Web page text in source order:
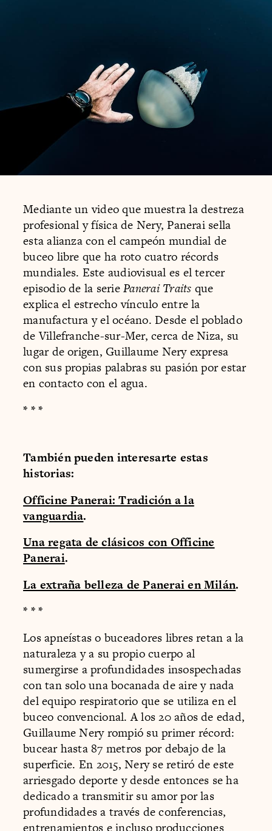
Mediante un video que muestra la destreza
profesional y física de Nery, Panerai sella
esta alianza con el campeón mundial de
buceo libre que ha roto cuatro récords
mundiales. Este audiovisual es el tercer
episodio de la seriePanerai Traits que
explica el estrecho vínculo entre la
manufactura y el océano. Desde el poblado
de Villefranche-sur-Mer, cerca de Niza, su
lugar de origen, Guillaume Nery expresa
con sus propias palabras su pasión por estar
en contacto con el agua.
* * *
También pueden interesarte estas
historias:
Officine Panerai: Tradición a la
vanguardia.
Una regata de clásicos con Officine
Panerai.
La extraña belleza de Panerai en Milán.
* * *
Los apneístas o buceadores libres retan a la
naturaleza y a su propio cuerpo al
sumergirse a profundidades insospechadas
con tan solo una bocanada de aire y nada
del equipo respiratorio que se utiliza en el
buceo convencional. A los 20 años de edad,
Guillaume Nery rompió su primer récord:
bucear hasta 87 metros por debajo de la
superficie. En 2015, Nery se retiró de este
arriesgado deporte y desde entonces se ha
dedicado a transmitir su amor por las
profundidades a través de conferencias,
entrenamientos e incluso producciones